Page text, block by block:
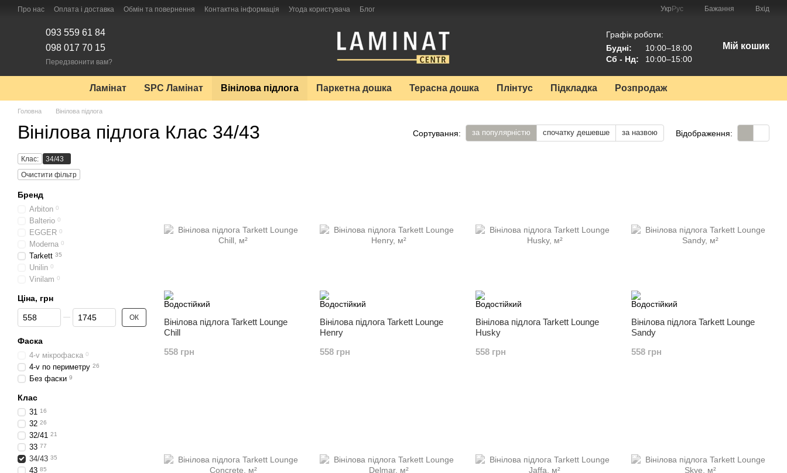
Перейти до основного контенту
Про нас Оплата і доставка Обмін та повернення Контактна інформація Угода користувача Блог Укр Рус Бажання Вхід
093 559 61 84
098 017 70 15
Передзвонити вам?
Графік роботи:
Будні:
10:00–18:00
Сб - Нд:
10:00–15:00
Мій кошик
Ламінат SPC Ламінат Вінілова підлога Паркетна дошка Терасна дошка Плінтус Підкладка Розпродаж
Головна Вінілова підлога
Вінілова підлога Клас 34/43 Сортування: за популярністю спочатку дешевше за назвою Відображення:
Вінілова підлога Tarkett Lounge
Chill
558 грн
Вінілова підлога Tarkett Lounge
Henry
558 грн
Вінілова підлога Tarkett Lounge
Husky
558 грн
Вінілова підлога Tarkett Lounge
Sandy
558 грн
Клас:
34/43
Очистити фільтр
Бренд
Arbiton 0
Balterio 0
EGGER 0
Moderna 0
Tarkett 35
Unilin 0
Vinilam 0
Ціна, грн
Від Ціна, грн
До Ціна, грн ОК
Фаска
4-v мікрофаска 0
4-v по периметру 26
Без фаски 9
Клас
31 16
32 26
32/41 21
33 77
34/43 35
43 85